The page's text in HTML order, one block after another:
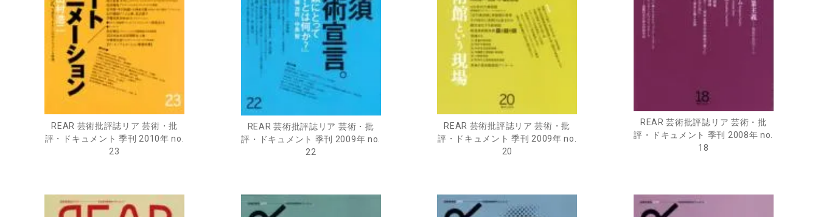
REAR 芸術批評誌リア 芸術・批
評・ドキュメント 季刊 2010年 no.
23
REAR 芸術批評誌リア 芸術・批
評・ドキュメント 季刊 2009年 no.
22
REAR 芸術批評誌リア 芸術・批
評・ドキュメント 季刊 2009年 no.
20
REAR 芸術批評誌リア 芸術・批
評・ドキュメント 季刊 2008年 no.
18